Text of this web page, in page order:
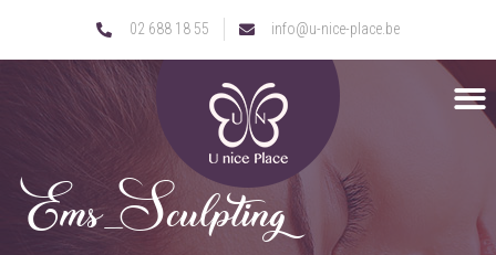
02 688 18 55 info@u-nice-place.be
Ems_Sculpting